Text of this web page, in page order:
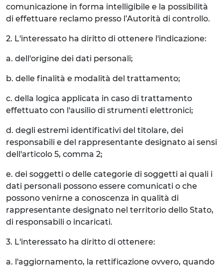
comunicazione in forma intelligibile e la possibilità
di effettuare reclamo presso l’Autorità di controllo.
2. L'interessato ha diritto di ottenere l'indicazione:
a. dell'origine dei dati personali;
b. delle finalità e modalità del trattamento;
c. della logica applicata in caso di trattamento
effettuato con l'ausilio di strumenti elettronici;
d. degli estremi identificativi del titolare, dei
responsabili e del rappresentante designato ai sensi
dell'articolo 5, comma 2;
e. dei soggetti o delle categorie di soggetti ai quali i
dati personali possono essere comunicati o che
possono venirne a conoscenza in qualità di
rappresentante designato nel territorio dello Stato,
di responsabili o incaricati.
3. L'interessato ha diritto di ottenere:
a. l'aggiornamento, la rettificazione ovvero, quando